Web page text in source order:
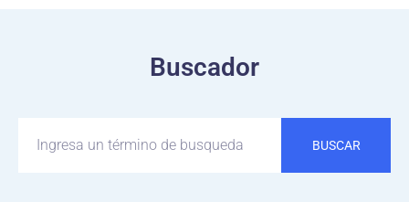
Buscador
BUSCAR